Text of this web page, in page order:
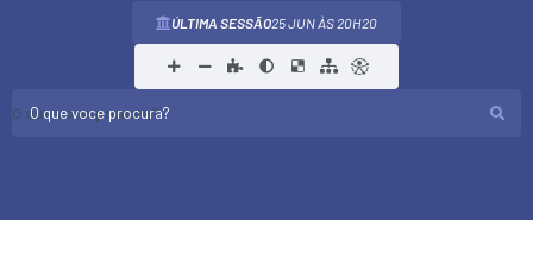
ÚLTIMA SESSÃO25 JUN 20H20
O que voce procura?